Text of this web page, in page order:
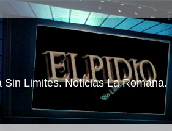
Limites. Noticias La Romana.